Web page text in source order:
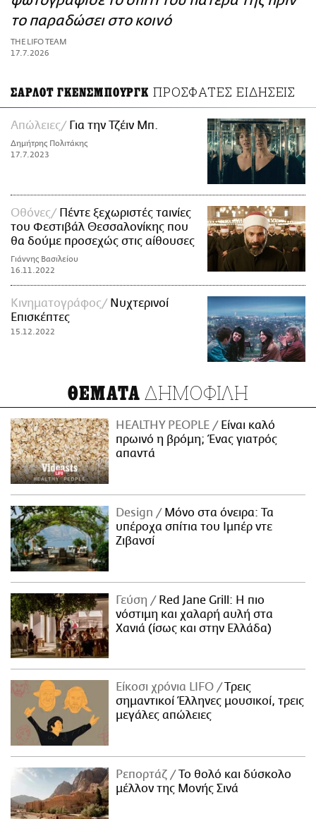
ΑΜΠΑ
PRINT
το παραδώσει στο κοινό
THE LIFO TEAM
17.7.2026
ΣΑΡΛΟΤ ΓΚΕΝΣΜΠΟΥΡΓΚ ΠΡΟΣΦΑΤΕΣ ΕΙΔΗΣΕΙΣ
Απώλειες Για την Τζέιν Μπ.
Δημήτρης Πολιτάκης
17.7.2023
Οθόνες
Πέντε ξεχωριστές ταινίες
του Φεστιβάλ Θεσσαλονίκης που
θα δούμε προσεχώς στις αίθουσες
Γιάννης Βασιλείου
16.11.2022
Κινηματογράφος Νυχτερινοί
Επισκέπτες
15.12.2022
ΘΕΜΑΤΑ ΔΗΜΟΦΙΛΗ
HEALTHY PEOPLE
Είναι καλό
πρωινό η βρόμη; Ένας γιατρός
απαντά
Design
Μόνο στα όνειρα: Τα
υπέροχα σπίτια του Ιμπέρ ντε
Ζιβανσί
Γεύση
Red Jane Grill: Η πιο
νόστιμη και χαλαρή αυλή στα
Χανιά (ίσως και στην Ελλάδα)
Είκοσι χρόνια LIFO
Tρεις
σημαντικοί Έλληνες μουσικοί, τρεις
μεγάλες απώλειες
Ρεπορτάζ
Το θολό και δύσκολο
μέλλον της Μονής Σινά